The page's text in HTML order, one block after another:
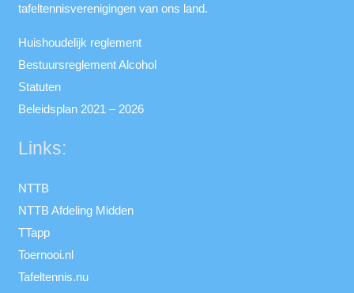
tafeltennisverenigingen van ons land.
Huishoudelijk reglement
Bestuursreglement Alcohol
Statuten
Beleidsplan 2021 – 2026
Links:
NTTB
NTTB Afdeling Midden
TTapp
Toernooi.nl
Tafeltennis.nu